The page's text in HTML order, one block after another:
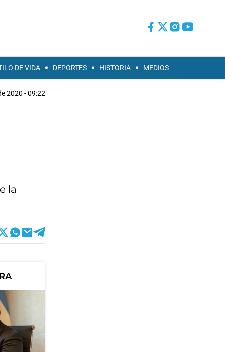
DE VIDA DEPORTES HISTORIA MEDIOS
2020 - 09:22
la